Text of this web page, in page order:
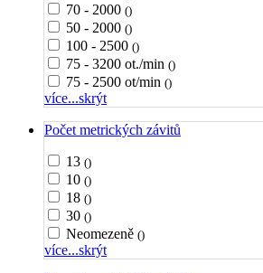
70 - 2000 ()
50 - 2000 ()
100 - 2500 ()
75 - 3200 ot./min ()
75 - 2500 ot/min ()
více...skrýt
Počet metrických závitů
13 ()
10 ()
18 ()
30 ()
Neomezeně ()
více...skrýt